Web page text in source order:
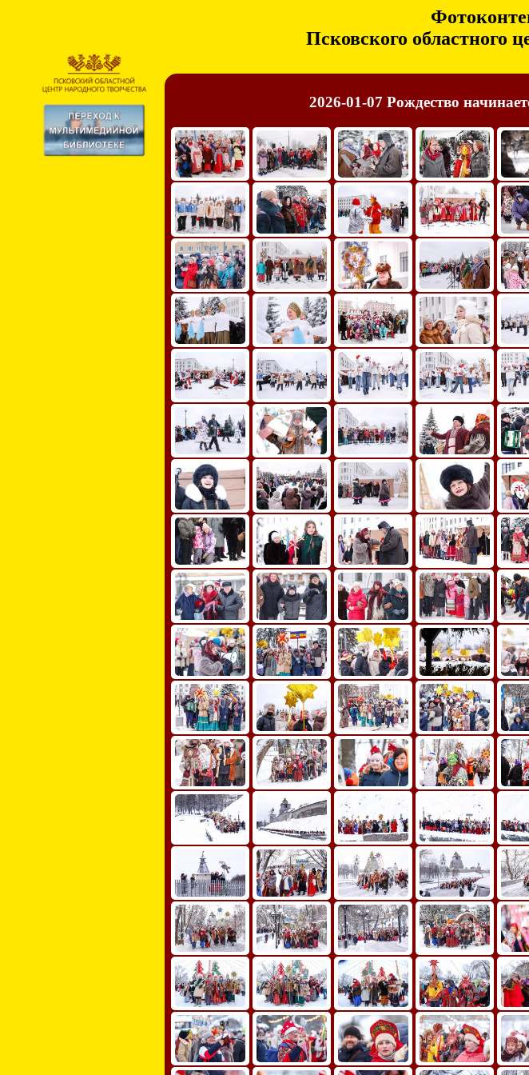
Псковского областного
2026-01-07 Рождество